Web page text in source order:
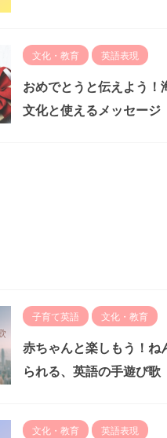
文化・教育 英語表現
おめでとうと伝えよう！
文化と使えるメッセージ
子育て英語 文化・教育
赤ちゃんと楽しもう！ね
られる、英語の手遊び歌
文化・教育 英語表現